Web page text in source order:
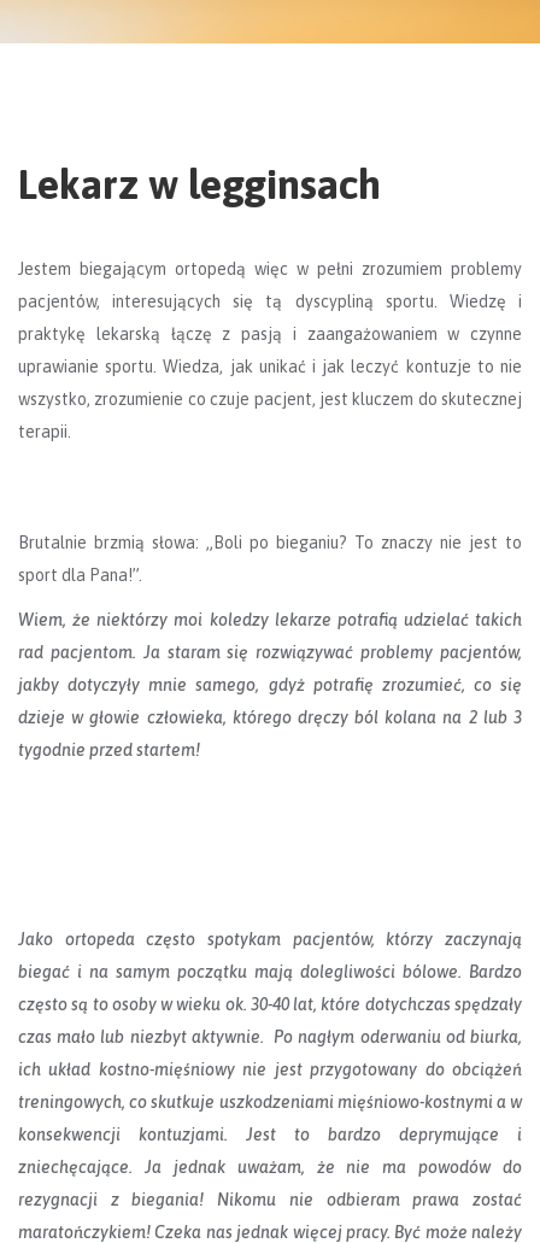
Lekarz w legginsach
Jestem biegającym ortopedą więc w pełni zrozumiem problemy
pacjentów, interesujących się tą dyscypliną sportu. Wiedzę i
praktykę lekarską łączę z pasją i zaangażowaniem w czynne
uprawianie sportu. Wiedza, jak unikać i jak leczyć kontuzje to nie
wszystko, zrozumienie co czuje pacjent, jest kluczem do skutecznej
terapii.
Brutalnie brzmią słowa: „Boli po bieganiu? To znaczy nie jest to
sport dla Pana!”.
Wiem, że niektórzy moi koledzy lekarze potrafią udzielać takich
rad pacjentom. Ja staram się rozwiązywać problemy pacjentów,
jakby dotyczyły mnie samego, gdyż potrafię zrozumieć, co się
dzieje w głowie człowieka, którego dręczy ból kolana na 2 lub 3
tygodnie przed startem!
Jako ortopeda często spotykam pacjentów, którzy zaczynają
biegać i na samym początku mają dolegliwości bólowe. Bardzo
często są to osoby w wieku ok. 30-40 lat, które dotychczas spędzały
czas mało lub niezbyt aktywnie. Po nagłym oderwaniu od biurka,
ich układ kostno-mięśniowy nie jest przygotowany do obciążeń
treningowych, co skutkuje uszkodzeniami mięśniowo-kostnymi a w
konsekwencji kontuzjami. Jest to bardzo deprymujące i
zniechęcające. Ja jednak uważam, że nie ma powodów do
rezygnacji z biegania! Nikomu nie odbieram prawa zostać
maratończykiem! Czeka nas jednak więcej pracy. Być może należy